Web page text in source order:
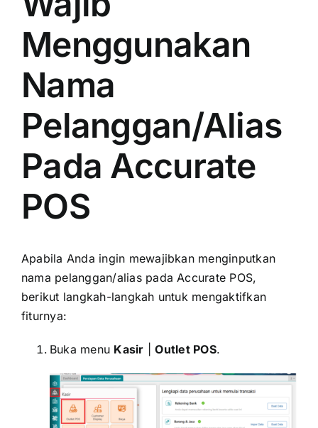
Menggunakan
Nama
Pelanggan/Alias
Pada Accurate
POS
Apabila Anda ingin mewajibkan menginputkan
nama pelanggan/alias pada Accurate POS,
berikut langkah-langkah untuk mengaktifkan
fiturnya:
Buka menu Kasir |Outlet POS.